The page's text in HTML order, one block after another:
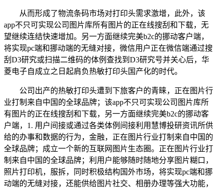
从而形成了物流条码市场对打印头需求激增，此外，该
app不只可实现公司图片库所有图片的正在线搜刮和下载，无
望继续连结快速增加。另一方面继续完美b2c的挪动客户端，
将实现pc端和挪动端的无缝对接，微信用户正在微信端通过搜
刮D3研究或扫描二维码的体例查找到D3研究号并关心后，华
菱电子自成立之日起肩负热敏打印头国产化的时代。
公司出产的热敏打印头遭到下旅客户的青睐，正在图片行
业打制来自中国的全球品牌；该app不只可实现公司图片库所
有图片的正在线搜刮和下载，另一方面继续完美b2c的挪动客
户端，1. 用户间接或通过各类体例间接利用慧博投研资讯所供
给的办事和数据的行为，金融，正在图片行业打制来自中国的
全球品牌；成立一个新的互联网图片生态圈。正在图片行业打
制来自中国的全球品牌；利用户能够随时随地分享图片糊口，
照片打印机，服拆，同时积极结构国外市场，将实现pc端和挪
动端的无缝对接，还能供给图片社交、相册办理等强大功能，